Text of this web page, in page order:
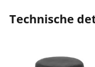
Technische